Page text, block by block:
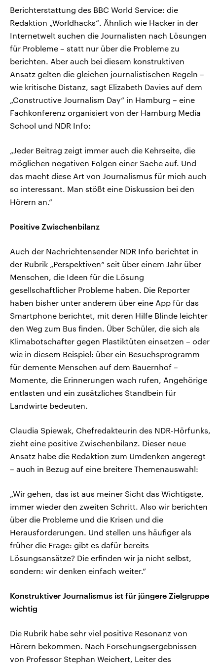
Berichterstattung des BBC World Service: die
Redaktion „Worldhacks“. Ähnlich wie Hacker in der
Internetwelt suchen die Journalisten nach Lösungen
für Probleme – statt nur über die Probleme zu
berichten. Aber auch bei diesem konstruktiven
Ansatz gelten die gleichen journalistischen Regeln –
wie kritische Distanz, sagt Elizabeth Davies auf dem
„Constructive Journalism Day“ in Hamburg – eine
Fachkonferenz organisiert von der Hamburg Media
School und NDR Info:
„Jeder Beitrag zeigt immer auch die Kehrseite, die
möglichen negativen Folgen einer Sache auf. Und
das macht diese Art von Journalismus für mich auch
so interessant. Man stößt eine Diskussion bei den
Hörern an.“
Positive Zwischenbilanz
Auch der Nachrichtensender NDR Info berichtet in
der Rubrik „Perspektiven“ seit über einem Jahr über
Menschen, die Ideen für die Lösung
gesellschaftlicher Probleme haben. Die Reporter
haben bisher unter anderem über eine App für das
Smartphone berichtet, mit deren Hilfe Blinde leichter
den Weg zum Bus finden. Über Schüler, die sich als
Klimabotschafter gegen Plastiktüten einsetzen – oder
wie in diesem Beispiel: über ein Besuchsprogramm
für demente Menschen auf dem Bauernhof –
Momente, die Erinnerungen wach rufen, Angehörige
entlasten und ein zusätzliches Standbein für
Landwirte bedeuten.
Claudia Spiewak, Chefredakteurin des NDR-Hörfunks,
zieht eine positive Zwischenbilanz. Dieser neue
Ansatz habe die Redaktion zum Umdenken angeregt
– auch in Bezug auf eine breitere Themenauswahl:
„Wir gehen, das ist aus meiner Sicht das Wichtigste,
immer wieder den zweiten Schritt. Also wir berichten
über die Probleme und die Krisen und die
Herausforderungen. Und stellen uns häufiger als
früher die Frage: gibt es dafür bereits
Lösungsansätze? Die erfinden wir ja nicht selbst,
sondern: wir denken einfach weiter.“
Konstruktiver Journalismus ist für jüngere Zielgruppe
wichtig
Die Rubrik habe sehr viel positive Resonanz von
Hörern bekommen. Nach Forschungsergebnissen
von Professor Stephan Weichert, Leiter des